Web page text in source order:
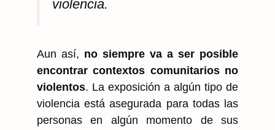
violencia.
Aun así, no siempre va a ser posible
encontrar contextos comunitarios no
violentos. La exposición a algún tipo de
violencia está asegurada para todas las
personas en algún momento de sus